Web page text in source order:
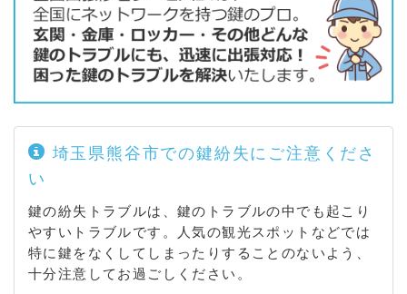
埼玉県熊谷市での鍵紛失にご注意くださ
い
鍵の紛失トラブルは、鍵のトラブルの中でも起こり
やすいトラブルです。人気の観光スポットなどでは
特に鍵をなくしてしまったりすることのないよう、
十分注意してお過ごしください。